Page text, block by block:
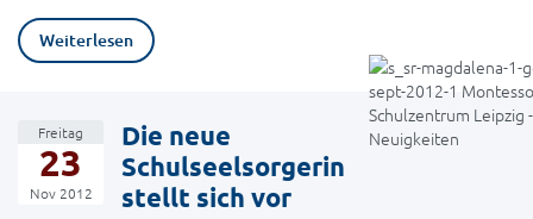
Weiterlesen
Freitag
23
Nov 2012
Die neue
Schulseelsorgerin
stellt sich vor